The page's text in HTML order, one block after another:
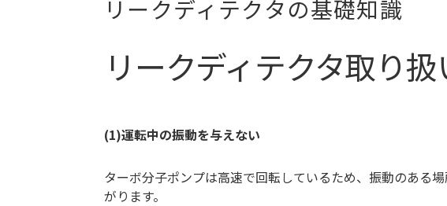
リークディテクタの基礎知識
リークディテクタ取り
(1)運転中の振動を与えない
ターボ分子ポンプは高速で回転しているため、振動のある
がります。